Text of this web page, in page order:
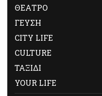
ΘΕΑΤΡΟ
ΓΕΥΣΗ
CITY LIFE
CULTURE
ΤΑΞΙΔΙ
YOUR LIFE